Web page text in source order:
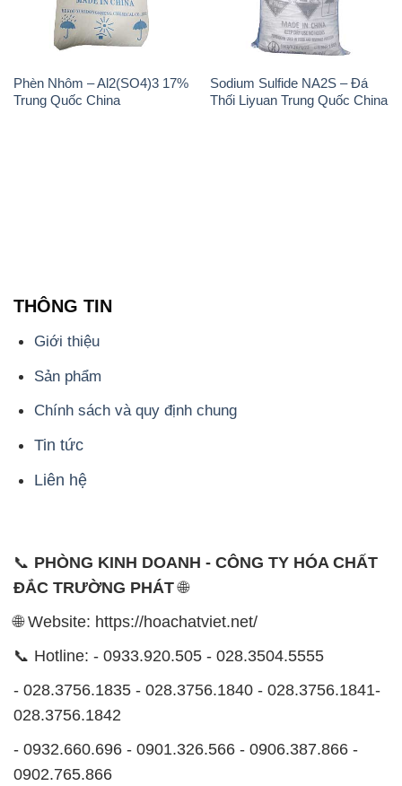
Chính sách và quy định chung
Tin tức
Liên hệ
📞
PHÒNG KINH DOANH - CÔNG TY HÓA CHẤT
ĐẮC TRƯỜNG PHÁT
- 028.3756.1835 - 028.3756.1840 - 028.3756.1841-
0902.765.866
📧 Email: hoachat@dactruongphat.vn
ĐỊA CHỈ